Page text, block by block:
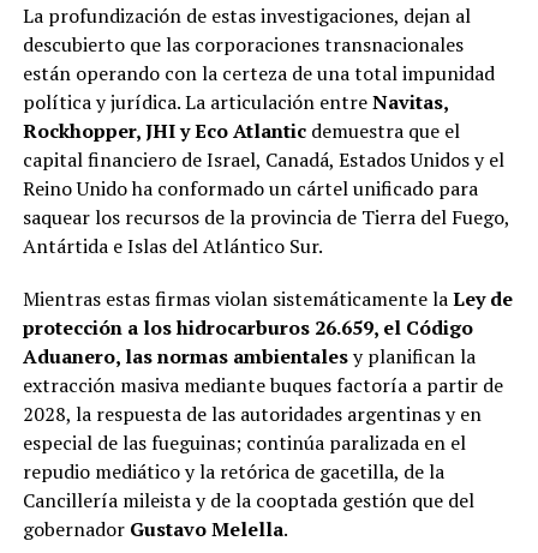
La profundización de estas investigaciones, dejan al
descubierto que las corporaciones transnacionales
están operando con la certeza de una total impunidad
política y jurídica. La articulación entreNavitas,
Rockhopper, JHI y Eco Atlantic demuestra que el
capital financiero de Israel, Canadá, Estados Unidos y el
Reino Unido ha conformado un cártel unificado para
saquear los recursos de la provincia de Tierra del Fuego,
Antártida e Islas del Atlántico Sur.
Mientras estas firmas violan sistemáticamente laLey de
protección a los hidrocarburos 26.659, el Código
Aduanero, las normas ambientalesy planifican la
extracción masiva mediante buques factoría a partir de
2028, la respuesta de las autoridades argentinas y en
especial de las fueguinas; continúa paralizada en el
repudio mediático y la retórica de gacetilla, de la
Cancillería mileista y de la cooptada gestión que del
gobernador Gustavo Melella.